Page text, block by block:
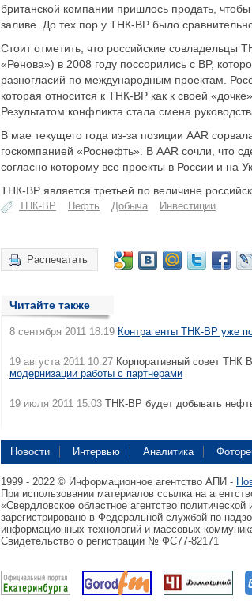
британской компании пришлось продать,
заливе. До тех пор у ТНК-ВР было
Стоит отметить, что российские совладельцы
«Ренова») в 2008 году поссорились с BP,
разногласий по международным проектам.
которая относится к ТНК-BP как к своей
Результатом конфликта стала смена
В мае текущего года из-за позиции AAR
госкомпанией «Роснефть». В AAR сочли, что
согласно которому все проекты в России и на
ТНК-ВР является третьей по величине
ТНК-BP Нефть Добыча Инвестиции
Распечатать
Читайте также
8 сентября 2011 18:19 Контрагенты ТНК-BP уже
19 августа 2011 10:27 Корпоративный совет ТНК
модернизации работы с партнерами
19 июля 2011 15:03 ТНК-ВР будет добывать
Новости Интервью Аналитика
1999 - 2022 © Информационное агентство АПИ -
При использовании материалов ссылка на
«Свердловское областное агентство
зарегистрировано в Федеральной службой по
информационных технологий и массовых
Свидетельство о регистрации № ФС77-82171